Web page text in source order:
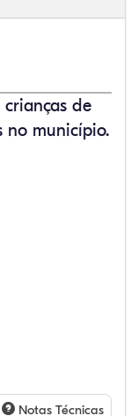
crianças de
no município.
Notas Técnicas